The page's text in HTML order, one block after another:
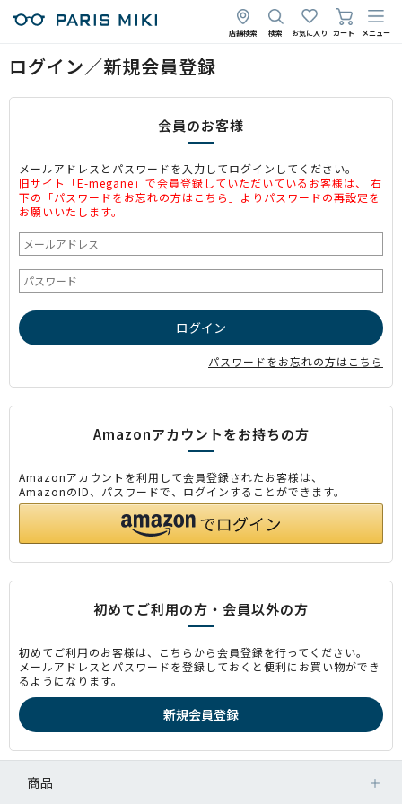
店舗検索 検索 お気に入り カート メニュー
ログイン／新規会員登録
会員のお客様
メールアドレスとパスワードを入力してログインしてください。
旧サイト「E-megane」で会員登録していただいているお客様は、 右
下の「パスワードをお忘れの方はこちら」よりパスワードの再設定を
お願いいたします。
パスワードをお忘れの方はこちら
Amazonアカウントをお持ちの方
Amazonアカウントを利用して会員登録されたお客様は、
AmazonのID、パスワードで、ログインすることができます。
初めてご利用の方・会員以外の方
初めてご利用のお客様は、こちらから会員登録を行ってください。
メールアドレスとパスワードを登録しておくと便利にお買い物ができ
るようになります。
商品